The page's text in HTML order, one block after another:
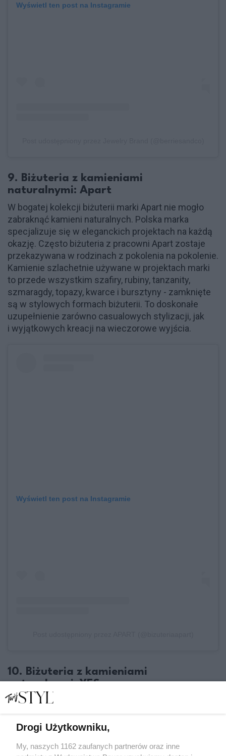
Wyświetl ten post na Instagramie
9. Biżuteria z kamieniami
naturalnymi: Apart
W bogatej kolekcji biżuterii marki Apart nie mogło
zabraknąć kamieni naturalnych. Polska marka
specjalizuje się w eleganckich projektach na każdą
okazję. Często biżuteria z pracowni Apart zostaje
przekazywana w rodzinach z pokolenia na pokolenie.
Kamienie szlachetnie używane w projektach marki
to przede wszystkim szafiry, rubiny, tanzanity,
szmaragdy, topazy, kwarce i bursztyny - zamknięte
są w stylowych formach biżuterii. To doskonałe
uzupełnienie zarówno casualowych stylizacji, jak
i wyjątkowych kreacji na wieczorowe wyjścia.
Wyświetl ten post na Instagramie
10. Biżuteria z kamieniami
naturalnymi: YES
Drogi Użytkowniku,
My, naszych 1162 zaufanych partnerów oraz inne